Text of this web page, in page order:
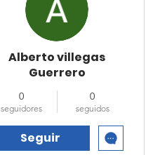
Alberto villegas
Guerrero
0
seguidores
0
seguidos
Seguir